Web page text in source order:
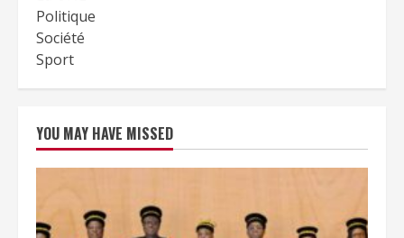
Politique
Société
Sport
YOU MAY HAVE MISSED